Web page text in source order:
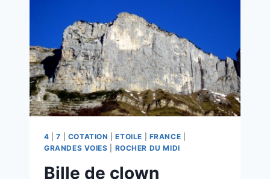
4 |7 COTATION |ETOILE FRANCE
GRANDES VOIES
ROCHER DU MIDI
Bille de clown